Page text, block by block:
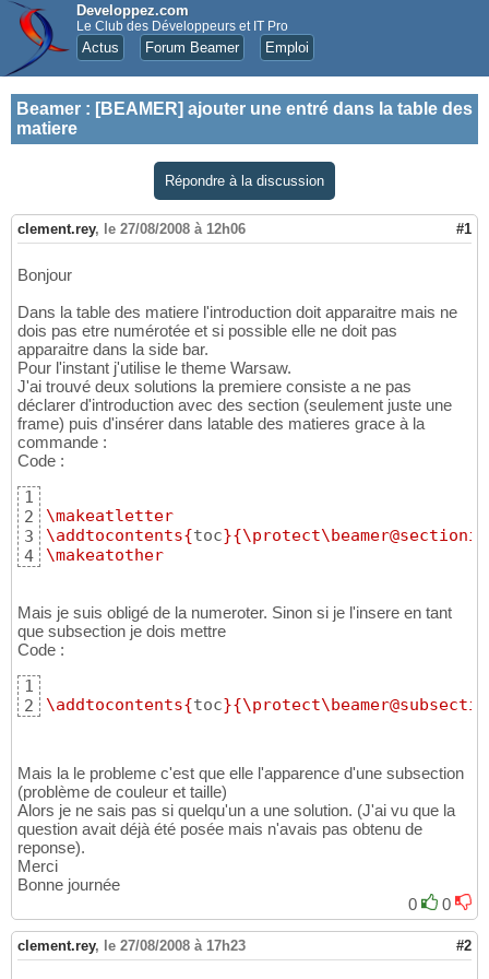
Developpez.com
Le Club des Développeurs et IT Pro
Actus Forum Beamer Emploi
Beamer : [BEAMER] ajouter une entré dans la table des
matiere
Répondre à la discussion
clement.rey, le 27/08/2008 à 12h06 #1
Bonjour
Dans la table des matiere l'introduction doit apparaitre mais ne
dois pas etre numérotée et si possible elle ne doit pas
apparaitre dans la side bar.
Pour l'instant j'utilise le theme Warsaw.
J'ai trouvé deux solutions la premiere consiste a ne pas
déclarer d'introduction avec des section (seulement juste une
frame) puis d'insérer dans latable des matieres grace à la
commande :
Code :
1
2
3
4
\makeatletter
\addtocontents{toc}{\protect
\makeatother
Mais je suis obligé de la numeroter. Sinon si je l'insere en tant
que subsection je dois mettre
Code :
1
2
\addtocontents{toc}{\protect
Mais la le probleme c'est que elle l'apparence d'une subsection
(problème de couleur et taille)
Alors je ne sais pas si quelqu'un a une solution. (J'ai vu que la
question avait déjà été posée mais n'avais pas obtenu de
reponse).
Merci
Bonne journée
0
0
clement.rey, le 27/08/2008 à 17h23 #2